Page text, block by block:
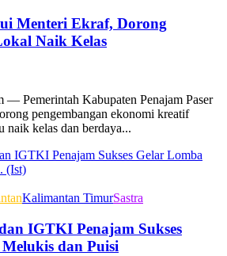
Menteri Ekraf, Dorong
Naik Kelas
— Pemerintah Kabupaten Penajam Paser
pengembangan ekonomi kreatif
naik kelas dan berdaya...
Kalimantan TimurSastra
IGTKI Penajam Sukses
dan Puisi